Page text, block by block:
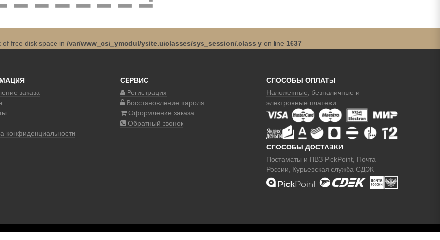
of free disk space in /var/www_cs/_ymodul/ysite.u/classes/sys_session/.class.y on line 1637
заказа
конфиденциальности
СЕРВИС
Регистрация
Восстановление пароля
Оформление заказа
Обратный звонок
СПОСОБЫ ОПЛАТЫ
Наложенные , безналичные и
электронные платежи
СПОСОБЫ ДОСТАВКИ
Постаматы и ПВЗ PickPoint, Почта
России, Курьерская служба СДЭК